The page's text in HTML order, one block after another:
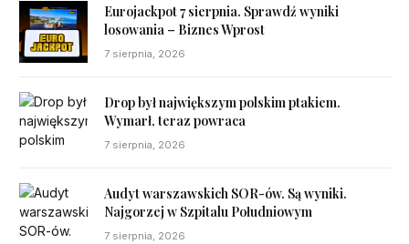
Eurojackpot 7 sierpnia. Sprawdź wyniki
losowania – Biznes Wprost
7 sierpnia, 2026
Drop był największym polskim ptakiem.
Wymarł, teraz powraca
7 sierpnia, 2026
Audyt warszawskich SOR-ów. Są wyniki.
Najgorzej w Szpitalu Południowym
7 sierpnia, 2026